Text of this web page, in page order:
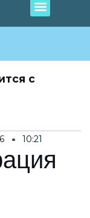
p
с
10:21